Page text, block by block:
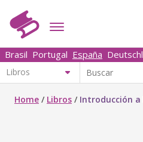
Brasil Portugal España
Home / Libros / Introducción